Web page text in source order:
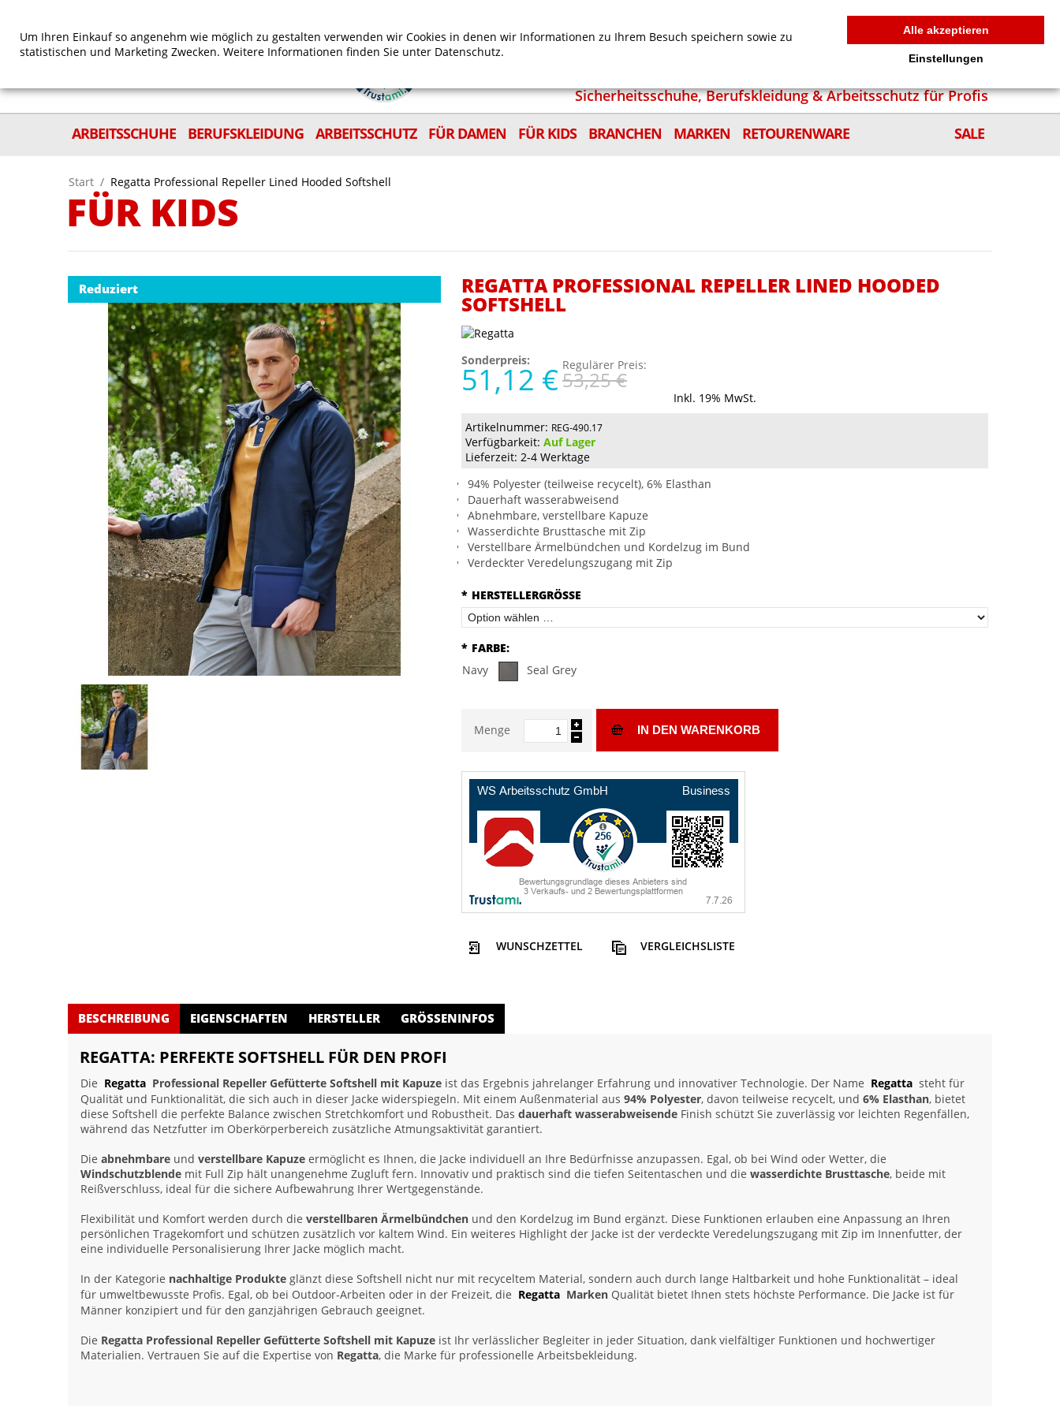
MEIN WARENKORB 0
Sicherheitsschuhe, Berufskleidung & Arbeitsschutz für Profis
ARBEITSSCHUHE
BERUFSKLEIDUNG ARBEITSSCHUTZ FÜR DAMEN FÜR KIDS BRANCHEN MARKEN RETOURENWARE SALE
Start / Regatta Professional Repeller Lined Hooded Softshell
FÜR KIDS
Reduziert REGATTA PROFESSIONAL REPELLER LINED HOODED
SOFTSHELL
Sonderpreis:
51,12 € Regulärer Preis:
53,25 €
Inkl. 19% MwSt.
Artikelnummer: REG-490.17
Verfügbarkeit: Auf Lager
Lieferzeit: 2-4 Werktage
94% Polyester (teilweise recycelt), 6% Elasthan
Dauerhaft wasserabweisend
Abnehmbare, verstellbare Kapuze
Wasserdichte Brusttasche mit Zip
Verstellbare Ärmelbündchen und Kordelzug im Bund
Verdeckter Veredelungszugang mit Zip
* HERSTELLERGRÖSSE
* FARBE:
Navy
Seal Grey
Menge IN DEN WARENKORB
WUNSCHZETTEL VERGLEICHSLISTE
BESCHREIBUNG EIGENSCHAFTEN HERSTELLER GRÖSSENINFOS
REGATTA: PERFEKTE SOFTSHELL FÜR DEN PROFI
Die Regatta Professional Repeller Gefütterte Softshell mit Kapuze ist das Ergebnis jahrelanger Erfahrung und innovativer Technologie. Der Name Regatta steht für
Qualität und Funktionalität, die sich auch in dieser Jacke widerspiegeln. Mit einem Außenmaterial aus 94% Polyester, davon teilweise recycelt, und 6% Elasthan, bietet
diese Softshell die perfekte Balance zwischen Stretchkomfort und Robustheit. Das dauerhaft wasserabweisende Finish schützt Sie zuverlässig vor leichten Regenfällen,
während das Netzfutter im Oberkörperbereich zusätzliche Atmungsaktivität garantiert.
Die abnehmbare und verstellbare Kapuze ermöglicht es Ihnen, die Jacke individuell an Ihre Bedürfnisse anzupassen. Egal, ob bei Wind oder Wetter, die
Windschutzblende mit Full Zip hält unangenehme Zugluft fern. Innovativ und praktisch sind die tiefen Seitentaschen und die wasserdichte Brusttasche, beide mit
Reißverschluss, ideal für die sichere Aufbewahrung Ihrer Wertgegenstände.
Flexibilität und Komfort werden durch die verstellbaren Ärmelbündchen und den Kordelzug im Bund ergänzt. Diese Funktionen erlauben eine Anpassung an Ihren
persönlichen Tragekomfort und schützen zusätzlich vor kaltem Wind. Ein weiteres Highlight der Jacke ist der verdeckte Veredelungszugang mit Zip im Innenfutter, der
eine individuelle Personalisierung Ihrer Jacke möglich macht.
In der Kategorie nachhaltige Produkte glänzt diese Softshell nicht nur mit recyceltem Material, sondern auch durch lange Haltbarkeit und hohe Funktionalität – ideal
für umweltbewusste Profis. Egal, ob bei Outdoor-Arbeiten oder in der Freizeit, die Regatta Marken Qualität bietet Ihnen stets höchste Performance. Die Jacke ist für
Männer konzipiert und für den ganzjährigen Gebrauch geeignet.
Die Regatta Professional Repeller Gefütterte Softshell mit Kapuze ist Ihr verlässlicher Begleiter in jeder Situation, dank vielfältiger Funktionen und hochwertiger
Materialien. Vertrauen Sie auf die Expertise von Regatta, die Marke für professionelle Arbeitsbekleidung.
Um Ihren Einkauf so angenehm wie möglich zu gestalten verwenden wir Cookies in denen wir Informationen zu Ihrem Besuch speichern sowie zu
statistischen und Marketing Zwecken. Weitere Informationen finden Sie unter Datenschutz.
Alle akzeptieren
Einstellungen